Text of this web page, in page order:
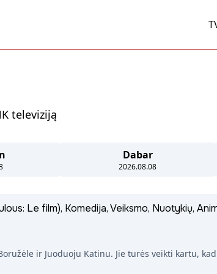
televiziją
Dabar
2026.08.08
Le film), Komedija, Veiksmo, Nuotykių,
ir Juoduoju Katinu. Jie turės veikti kartu,